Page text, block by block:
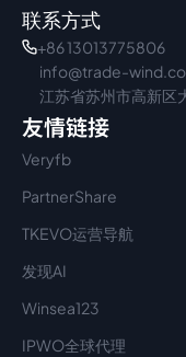
联系方式
+86 13013775806
info@trade-wind.co
江苏省苏州市高新区
友情链接
Veryfb
PartnerShare
TKEVO运营导航
发现AI
Winsea123
IPWO全球代理